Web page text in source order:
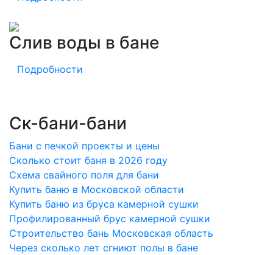
Слив воды в бане
Подробности
Ск-бани-бани
Бани с печкой проекты и цены
Сколько стоит баня в 2026 году
Схема свайного поля для бани
Купить баню в Московской области
Купить баню из бруса камерной сушки
Профилированный брус камерной сушки
Строительство бань Московская область
Через сколько лет сгниют полы в бане